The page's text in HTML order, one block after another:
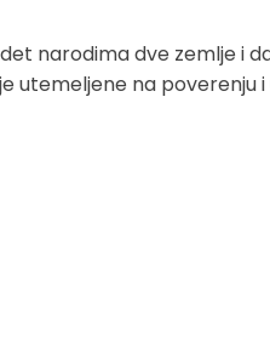
narodima dve zemlje i
utemeljene na poverenju